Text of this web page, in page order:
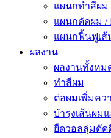
แผนกทำสีผม
แผนกดัดผม /
แผนกฟื้นฟูเส้น
ผลงาน
ผลงานทั้งหม
ทำสีผม
ต่อผมเพิ่มคว
บำรุงเส้นผม
ยืดวอลลุ่มดัด